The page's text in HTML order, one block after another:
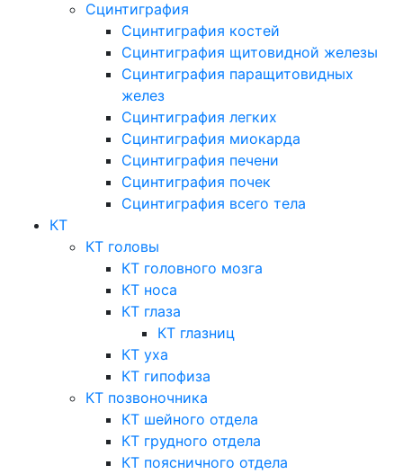
Сцинтиграфия
Сцинтиграфия костей
Сцинтиграфия щитовидной железы
Сцинтиграфия паращитовидных
желез
Сцинтиграфия легких
Сцинтиграфия миокарда
Сцинтиграфия печени
Сцинтиграфия почек
Сцинтиграфия всего тела
КТ
КТ головы
КТ головного мозга
КТ носа
КТ глаза
КТ глазниц
КТ уха
КТ гипофиза
КТ позвоночника
КТ шейного отдела
КТ грудного отдела
КТ поясничного отдела